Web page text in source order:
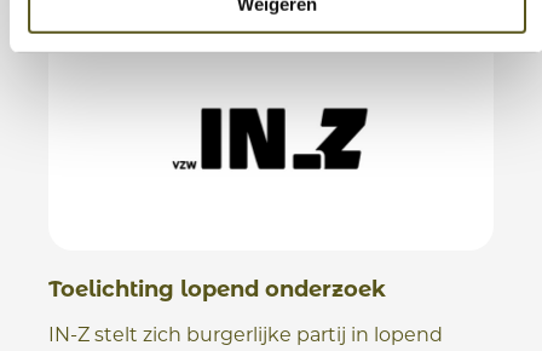
Toelichting lopend onderzoek
IN-Z stelt zich burgerlijke partij in lopend